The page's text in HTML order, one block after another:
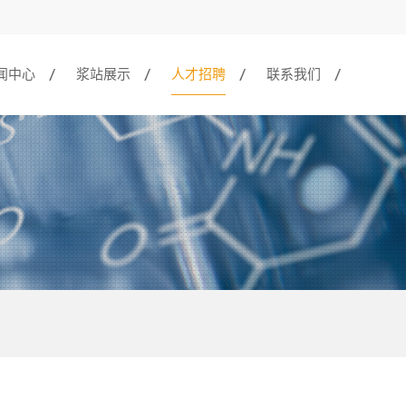
中心 浆站展示 人才招聘 联系我们